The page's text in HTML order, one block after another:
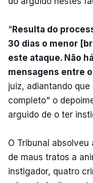
"Resulta do
30 dias o menor
este ataque. Não
mensagens entre
juiz, adiantando
completo" o
arguido de o ter
O Tribunal
de maus tratos a
instigador, quatro